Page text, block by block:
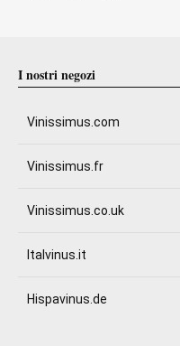
I nostri negozi
Vinissimus.com
Vinissimus.fr
Vinissimus.co.uk
Italvinus.it
Hispavinus.de